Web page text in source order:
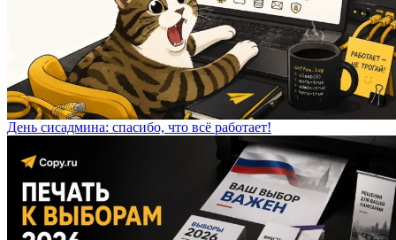
День сисадмина: спасибо, что всё работает!